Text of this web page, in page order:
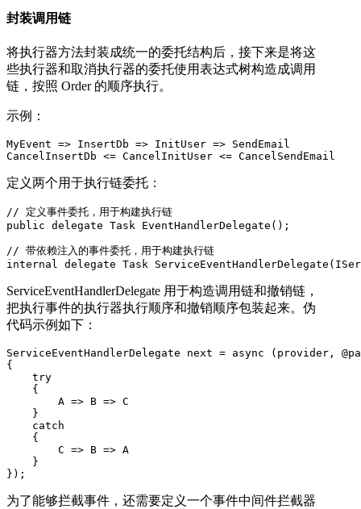
封装调用链
将执行器方法封装成统一的委托结构后，接下来是将这
些执行器和取消执行器的委托使用表达式树构造成调用
链，按照 Order 的顺序执行。
示例：
MyEvent => InsertDb => InitUser => SendEmail
CancelInsertDb <= CancelInitUser <= CancelSendEmail
定义两个用于执行链委托：
// 定义事件委托，用于构建执行链
public delegate Task EventHandlerDelegate();
// 带依赖注入的事件委托，用于构建执行链
internal delegate Task
ServiceEventHandlerDelegate 用于构造调用链和撤销链，
把执行事件的执行器执行顺序和撤销顺序包装起来。伪
代码示例如下：
ServiceEventHandlerDelegate next = async (provider,
{
    try
    {
        A => B => C
    }
    catch
    {
        C => B => A
    }
});
为了能够拦截事件，还需要定义一个事件中间件拦截器